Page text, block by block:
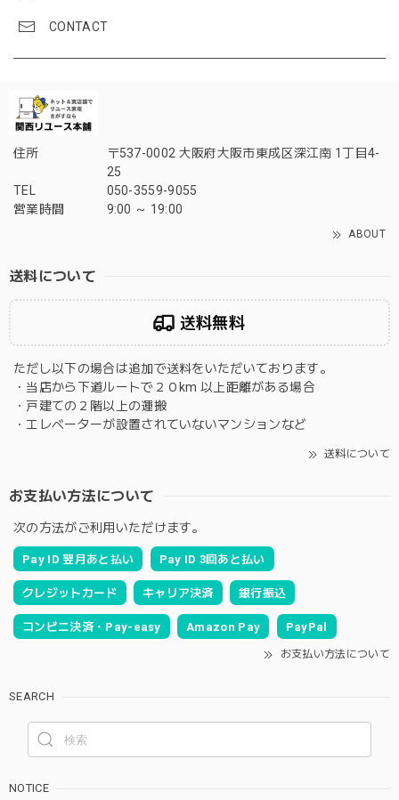
CONTACT
住所
〒537-0002 大阪府大阪市東成区深江南 1丁目4-
25
TEL
050-3559-9055
営業時間
9:00 ～ 19:00
ABOUT
送料について
送料無料
ただし以下の場合は追加で送料をいただいております。
・当店から下道ルートで２０km 以上距離がある場合
・戸建ての２階以上の運搬
・エレベーターが設置されていないマンションなど
送料について
お支払い方法について
次の方法がご利用いただけます。
Pay ID 翌月あと払い Pay ID 3回あと払い
クレジットカード キャリア決済 銀行振込
コンビニ決済・Pay-easy Amazon Pay PayPal
お支払い方法について
SEARCH
NOTICE